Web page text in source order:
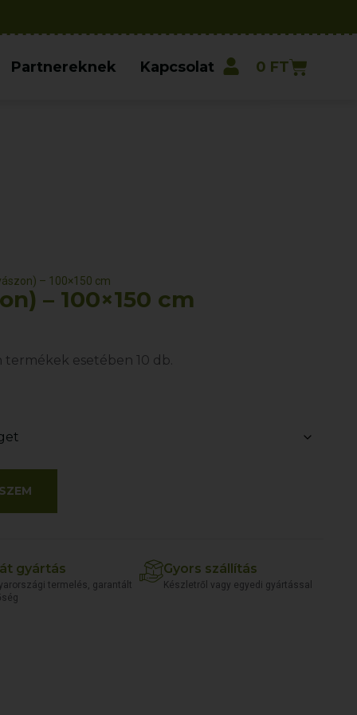
Partnereknek Kapcsolat 0 FT
– 100×150 cm
– 100×150 cm
esetében 10 db.
gyártás
termelés, garantált
Gyors szállítás
Készletről vagy egyedi gyártással